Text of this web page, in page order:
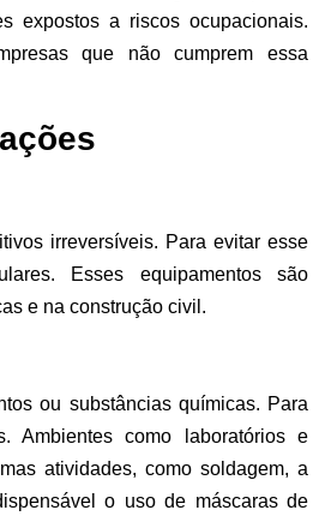
expostos a riscos ocupacionais.
que não cumprem essa
irreversíveis. Para evitar esse
Esses equipamentos são
e na construção civil.
ou substâncias químicas. Para
Ambientes como laboratórios e
atividades, como soldagem, a
o uso de máscaras de